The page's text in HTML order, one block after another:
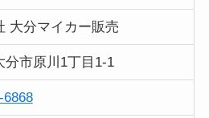
大分マイカー販売
分市原川1丁目1-1
6868